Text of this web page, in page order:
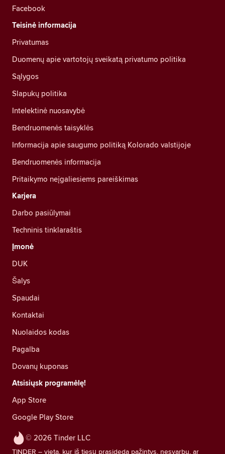
© 2026 Tinder LLC
TINDER – vieta, kur iš tiesų prasideda pažintys, nesvarbu, ar
Facebook
Teisinė informacija
Privatumas
Duomenų apie vartotojų sveikatą privatumo politika
Sąlygos
Slapukų politika
Intelektinė nuosavybė
Bendruomenės taisyklės
Informacija apie saugumo politiką Kolorado valstijoje
Bendruomenės informacija
Pritaikymo neįgaliesiems pareiškimas
Karjera
Darbo pasiūlymai
Techninis tinklaraštis
Įmonė
DUK
Šalys
Spaudai
Kontaktai
Nuolaidos kodas
Pagalba
Dovanų kuponas
Atsisiųsk programėlę!
App Store
Google Play Store